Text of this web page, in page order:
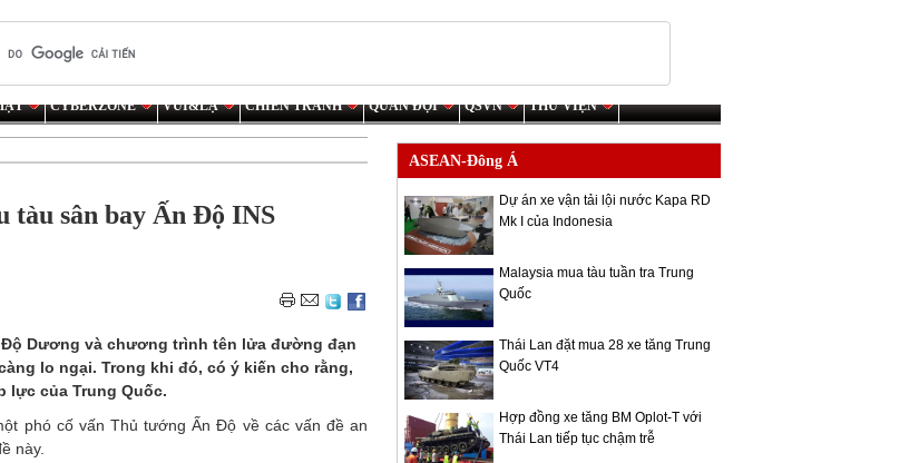
CYBERZONE VUI&LẠ CHIẾN TRANH QUÂN ĐỘI QSVN THƯ VIỆN
tàu sân bay Ấn Độ INS
Dương và chương trình tên lửa đường đạn
lo ngại. Trong khi đó, có ý kiến cho rằng,
lực của Trung Quốc.
phó cố vấn Thủ tướng Ấn Độ về các vấn đề an
này.
ASEAN-Đông Á
Dự án xe vận tải lội nước Kapa RD
Mk I của Indonesia
Malaysia mua tàu tuần tra Trung
Quốc
Thái Lan đặt mua 28 xe tăng Trung
Quốc VT4
Hợp đồng xe tăng BM Oplot-T với
Thái Lan tiếp tục chậm trễ